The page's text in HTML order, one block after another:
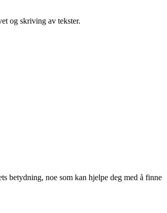
og skriving av tekster.
betydning, noe som kan hjelpe deg med å finne